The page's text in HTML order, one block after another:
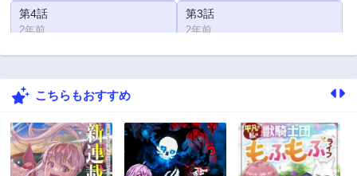
第4話
2年前
第3話
2年前
第2話 第1話
こちらもおすすめ